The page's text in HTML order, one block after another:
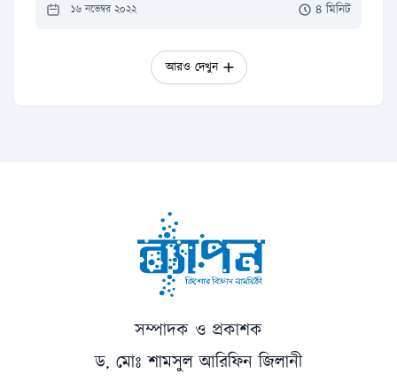
১৬ নভেম্বর ২০২২ ৪ মিনিট
আরও দেখুন
সম্পাদক ও প্রকাশক
ড. মোঃ শামসুল আরিফিন জিলানী